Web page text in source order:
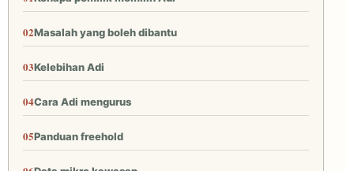
Masalah yang boleh dibantu
Kelebihan Adi
Cara Adi mengurus
Panduan freehold